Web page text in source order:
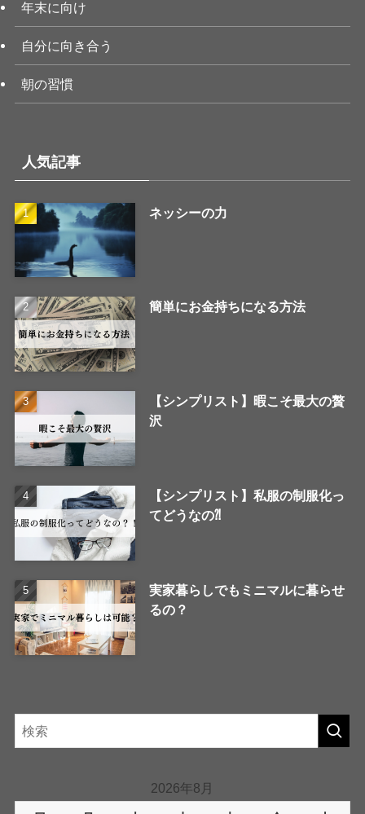
年末に向け
自分に向き合う
朝の習慣
人気記事
ネッシーの力
簡単にお金持ちになる方法
【シンプリスト】暇こそ最大の贅
沢
【シンプリスト】私服の制服化っ
てどうなの⁈
実家暮らしでもミニマルに暮らせ
るの？
2026年8月